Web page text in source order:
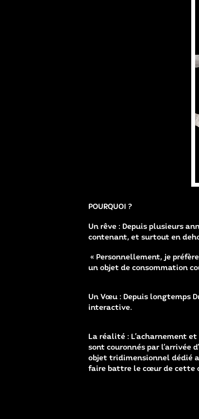
POURQUOI ?
Un rêve : Depuis plusieurs
contenant, et surtout en
« Personnellement, je
un objet de consommation
Un Vœu : Depuis longtemps
interactive.
La réalité : L’acharnement
sont couronnés par l’arrivée
objet tridimensionnel dédié
faire battre le cœur de cette